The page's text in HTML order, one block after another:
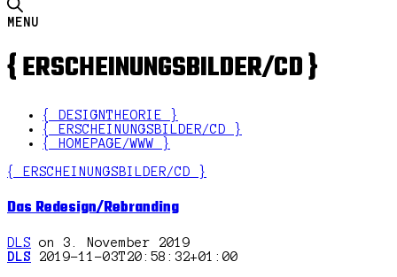
MENU
{ ERSCHEINUNGSBILDER/CD }
{ DESIGNTHEORIE }
{ ERSCHEINUNGSBILDER/CD }
{ HOMEPAGE/WWW }
{ ERSCHEINUNGSBILDER/CD }
Das Redesign/Rebranding
DLS on 3. November 2019
DLS
2019-11-03T20:58:32+01:00